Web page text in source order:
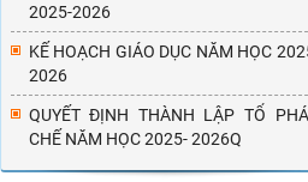
2025-2026
KẾ HOẠCH GIÁO DỤC NĂM HỌC
2026
QUYẾT ĐỊNH THÀNH LẬP TỔ
CHẾ NĂM HỌC 2025- 2026Q